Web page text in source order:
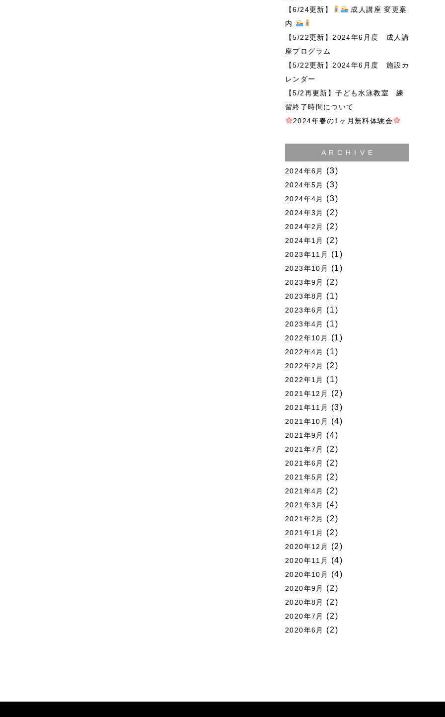
【6/24更新】
成人講座 変更案
内
【5/22更新】2024年6月度 成人講
座プログラム
【5/22更新】2024年6月度 施設カ
レンダー
【5/2再更新】子ども水泳教室 練
習終了時間について
2024年春の1ヶ月無料体験会
A R C H I V E
2024年6月 (3)
2024年5月 (3)
2024年4月 (3)
2024年3月 (2)
2024年2月 (2)
2024年1月 (2)
2023年11月 (1)
2023年10月 (1)
2023年9月 (2)
2023年8月 (1)
2023年6月 (1)
2023年4月 (1)
2022年10月 (1)
2022年4月 (1)
2022年2月 (2)
2022年1月 (1)
2021年12月 (2)
2021年11月 (3)
2021年10月 (4)
2021年9月 (4)
2021年7月 (2)
2021年6月 (2)
2021年5月 (2)
2021年4月 (2)
2021年3月 (4)
2021年2月 (2)
2021年1月 (2)
2020年12月 (2)
2020年11月 (4)
2020年10月 (4)
2020年9月 (2)
2020年8月 (2)
2020年7月 (2)
2020年6月 (2)